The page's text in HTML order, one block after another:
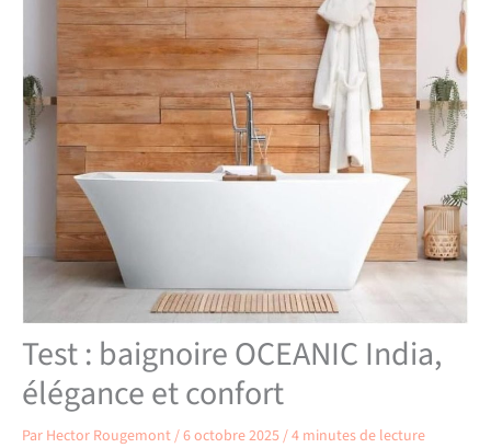
Test : baignoire OCEANIC India,
élégance et confort
Par Hector Rougemont/6 octobre 2025/4 minutes de lecture